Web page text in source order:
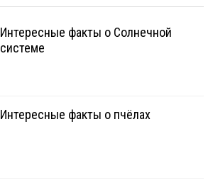
Интересные факты о Солнечной
системе
Интересные факты о пчёлах